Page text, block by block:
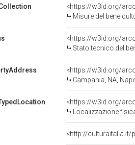
<https://w3id.org/
Misure del bene
<https://w3id.org/
Stato tecnico del
<https://w3id.org/
Campania, NA,
<https://w3id.org/
Localizzazione
<http://culturaitalia.it/